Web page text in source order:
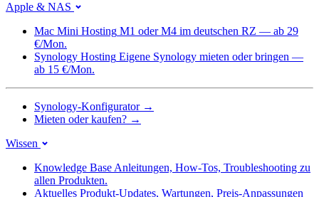
Apple & NAS
Mac Mini Hosting M1 oder M4 im deutschen RZ — ab 29
€/Mon.
Synology Hosting Eigene Synology mieten oder bringen —
ab 15 €/Mon.
Synology-Konfigurator →
Mieten oder kaufen? →
Wissen
Knowledge Base Anleitungen, How-Tos, Troubleshooting zu
allen Produkten.
Aktuelles Produkt-Updates, Wartungen, Preis-Anpassungen